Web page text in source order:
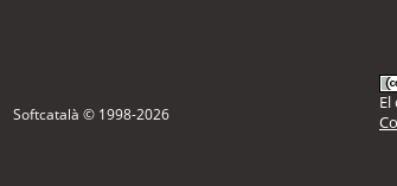
Softcatalà © 1998-2026